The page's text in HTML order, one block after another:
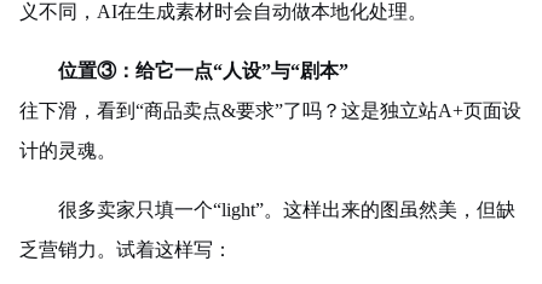
义不同，AI在生成素材时会自动做本地化处理。
位置③：给它一点“人设”与“剧本”
往下滑，看到“商品卖点&要求”了吗？这是独立站A+页面设
计的灵魂。
很多卖家只填一个“light”。这样出来的图虽然美，但缺
乏营销力。试着这样写：